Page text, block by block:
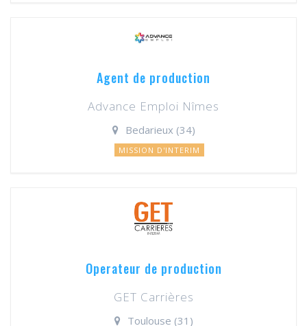
Agent de production
Advance Emploi Nîmes
Bedarieux (34)
MISSION D'INTERIM
Operateur de production
GET Carrières
Toulouse (31)